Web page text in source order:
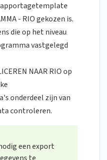
- RIO gekozen is.
die op het niveau
vastgelegd
NAAR RIO op
onderdeel zijn van
controleren.
een export